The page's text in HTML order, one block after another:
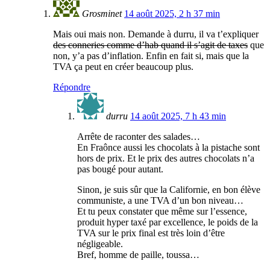
Grosminet 14 août 2025, 2 h 37 min
Mais oui mais non. Demande à durru, il va t’expliquer
des conneries comme d’hab quand il s’agit de taxes que
non, y’a pas d’inflation. Enfin en fait si, mais que la
TVA ça peut en créer beaucoup plus.
Répondre
durru 14 août 2025, 7 h 43 min
Arrête de raconter des salades…
En Fraônce aussi les chocolats à la pistache sont
hors de prix. Et le prix des autres chocolats n’a
pas bougé pour autant.
Sinon, je suis sûr que la Californie, en bon élève
communiste, a une TVA d’un bon niveau…
Et tu peux constater que même sur l’essence,
produit hyper taxé par excellence, le poids de la
TVA sur le prix final est très loin d’être
négligeable.
Bref, homme de paille, toussa…